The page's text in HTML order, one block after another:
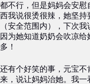
都不行，但是妈妈会安
西我说很烫很辣，她坚持
（安全范围内），下次
因为她知道奶奶会吹凉
多！
还有个好笑的事，元宝
来，说让妈妈治她。我